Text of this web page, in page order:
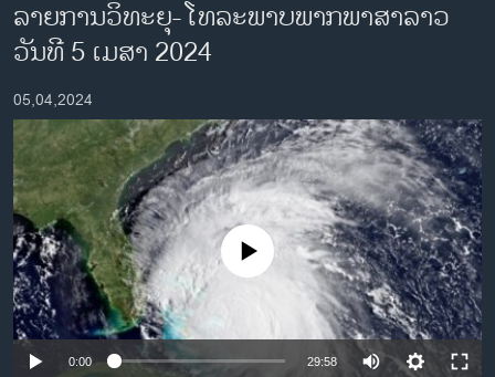
ຫາ
ຊອກຂ່າວ​ຈີນ
ເອເຊຍ
ອິດສະຫຼະພາບດ້ານການຂ່າວ
ຊີວິດຊາວລາວ
ຊຸມຊົນຊາວລາວ
ວິທະຍາສາດ-ເທັກໂນໂລຈີ
ທຸລະກິດ
ພາສາອັງກິດ
ລາຍການວິທະຍຸ-ໂທລະພາບພາກພາສາລາວ
ວັນທີ 5 ເມສາ 2024
05,04,2024
No media source currently available
0:00 29:58